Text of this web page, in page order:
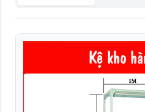
Kiểm soát thông minh
Máy đọc vân tay công nghiệp
Máy in thẻ nhựa Pointman